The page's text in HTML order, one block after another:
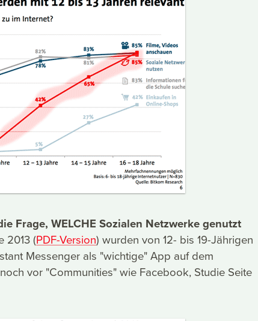
Frage, WELCHE Sozialen Netzwerke genutzt
2013 (PDF-Version) wurden von 12- bis 19-Jährigen
Messenger als "wichtige" App auf dem
vor "Communities" wie Facebook, Studie Seite